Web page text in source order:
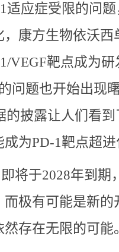
适应症受限的问
，康方生物依沃
VEGF靶点成为
问题也开始出现
的披露让人们看
为PD-1靶点超进
将于2028年到期
而极有可能是新
存在无限的可能